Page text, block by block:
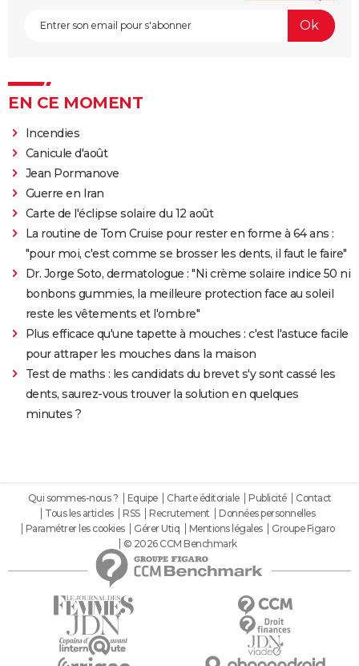
EN CE MOMENT
Incendies
Canicule d'août
Jean Pormanove
Guerre en Iran
Carte de l'éclipse solaire du 12 août
La routine de Tom Cruise pour rester en forme à 64 ans :
"pour moi, c'est comme se brosser les dents, il faut le faire"
Dr. Jorge Soto, dermatologue : "Ni crème solaire indice 50 ni
bonbons gummies, la meilleure protection face au soleil
reste les vêtements et l'ombre"
Plus efficace qu'une tapette à mouches : c'est l'astuce facile
pour attraper les mouches dans la maison
Test de maths : les candidats du brevet s'y sont cassé les
dents, saurez-vous trouver la solution en quelques
minutes ?
Qui sommes-nous ? Equipe Charte éditoriale Publicité
Contact
Tous les articles
RSS Recrutement
Données personnelles
Paramétrer les cookies
Gérer Utiq Mentions légales
Groupe Figaro
© 2026 CCM Benchmark